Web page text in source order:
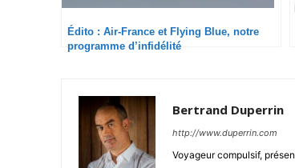
Édito : Air-France et Flying Blue, notre
programme d’infidélité
Bertrand Duperrin
http://www.duperrin.com
Voyageur compulsif,